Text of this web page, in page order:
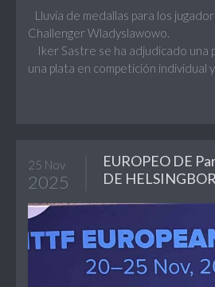
Lluvia de medallas para los
Challenger Wladyslawowo.
Iker Sastre se ha adjudicado una
una plata en competición individual
25 Nov
2025
EUROPEO DE
DE